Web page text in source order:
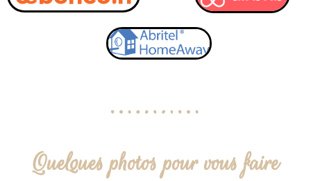
Quelques photos pour vous faire